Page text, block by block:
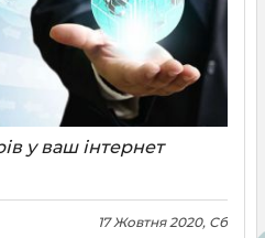
у ваш інтернет
У нас є для Вас,
17 Жовтня 2020, Сб